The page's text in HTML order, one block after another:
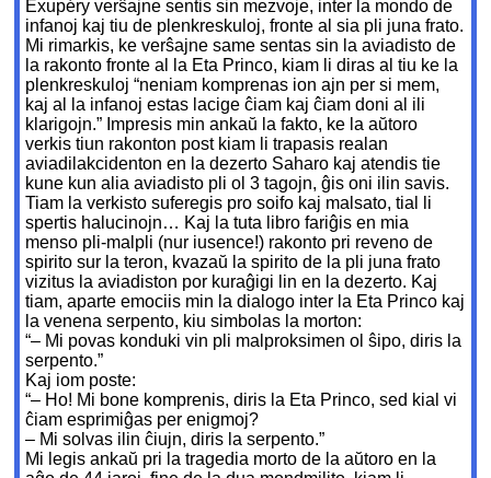
Exupéry verŝajne sentis sin mezvoje, inter la mondo de
infanoj kaj tiu de plenkreskuloj, fronte al sia pli juna frato.
Mi rimarkis, ke verŝajne same sentas sin la aviadisto de
la rakonto fronte al la Eta Princo, kiam li diras al tiu ke la
plenkreskuloj “neniam komprenas ion ajn per si mem,
kaj al la infanoj estas lacige ĉiam kaj ĉiam doni al ili
klarigojn.” Impresis min ankaŭ la fakto, ke la aŭtoro
verkis tiun rakonton post kiam li trapasis realan
aviadilakcidenton en la dezerto Saharo kaj atendis tie
kune kun alia aviadisto pli ol 3 tagojn, ĝis oni ilin savis.
Tiam la verkisto suferegis pro soifo kaj malsato, tial li
spertis halucinojn… Kaj la tuta libro fariĝis en mia
menso pli-malpli (nur iusence!) rakonto pri reveno de
spirito sur la teron, kvazaŭ la spirito de la pli juna frato
vizitus la aviadiston por kuraĝigi lin en la dezerto. Kaj
tiam, aparte emociis min la dialogo inter la Eta Princo kaj
la venena serpento, kiu simbolas la morton:
“– Mi povas konduki vin pli malproksimen ol ŝipo, diris la
serpento.”
Kaj iom poste:
“– Ho! Mi bone komprenis, diris la Eta Princo, sed kial vi
ĉiam esprimiĝas per enigmoj?
– Mi solvas ilin ĉiujn, diris la serpento.”
Mi legis ankaŭ pri la tragedia morto de la aŭtoro en la